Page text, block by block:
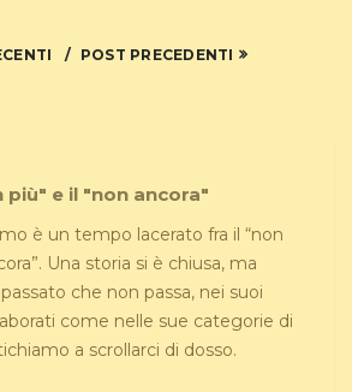
POST PRECEDENTI
più" e il "non ancora"
è un tempo lacerato fra il “non
Una storia si è chiusa, ma
che non passa, nei suoi
come nelle sue categorie di
a scrollarci di dosso.